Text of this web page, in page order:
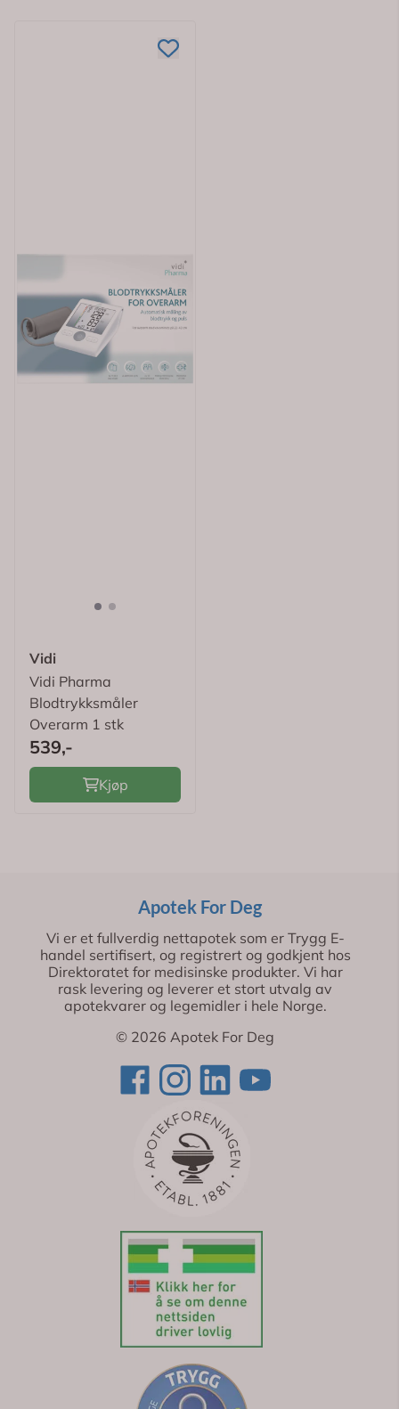
Vidi
Vidi Pharma
Blodtrykksmåler
Overarm 1 stk
539,-
Kjøp
Apotek For Deg
Vi er et fullverdig nettapotek som er Trygg E-
handel sertifisert, og registrert og godkjent hos
Direktoratet for medisinske produkter. Vi har
rask levering og leverer et stort utvalg av
apotekvarer og legemidler i hele Norge.
© 2026 Apotek For Deg